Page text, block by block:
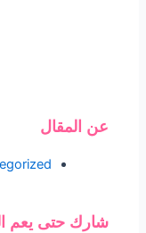
عن المقال
شارك حتى يعم